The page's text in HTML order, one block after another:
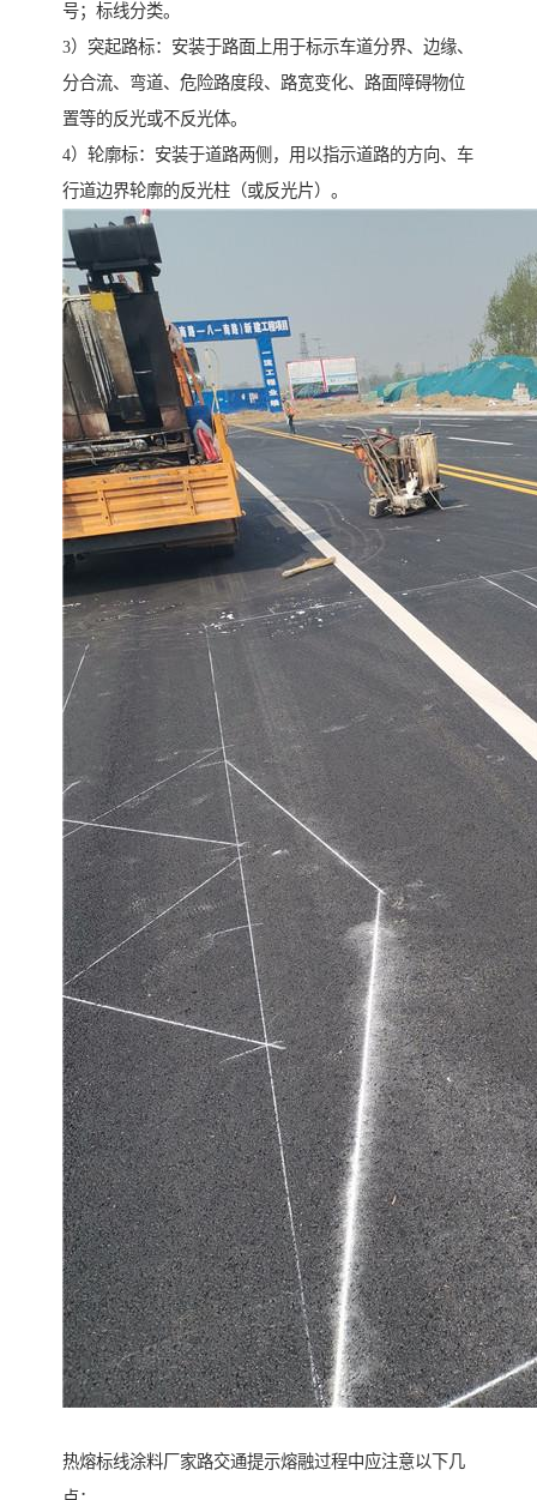
号；标线分类。
3）突起路标：安装于路面上用于标示车道分界、边缘、
分合流、弯道、危险路度段、路宽变化、路面障碍物位
置等的反光或不反光体。
4）轮廓标：安装于道路两侧，用以指示道路的方向、车
行道边界轮廓的反光柱（或反光片）。
热熔标线涂料厂家路交通提示熔融过程中应注意以下几